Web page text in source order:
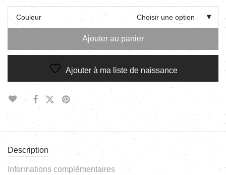
Couleur Choisir une option
Ajouter au panier
Ajouter à ma liste de naissance
Description
Informations complémentaires